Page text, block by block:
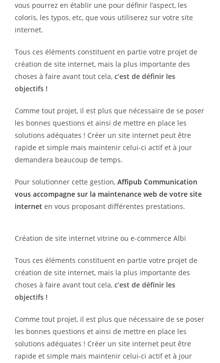
vous pourrez en établir une pour définir l’aspect, les
coloris, les typos, etc, que vous utiliserez sur votre site
internet.
Tous ces éléments constituent en partie votre projet de
création de site internet, mais la plus importante des
choses à faire avant tout cela, c’est de définir les
objectifs !
Comme tout projet, il est plus que nécessaire de se poser
les bonnes questions et ainsi de mettre en place les
solutions adéquates ! Créer un site internet peut être
rapide et simple mais maintenir celui-ci actif et à jour
demandera beaucoup de temps.
Pour solutionner cette gestion, Affipub Communication
vous accompagne sur la maintenance web de votre site
internet en vous proposant différentes prestations.
Création de site internet vitrine ou e-commerce Albi
Tous ces éléments constituent en partie votre projet de
création de site internet, mais la plus importante des
choses à faire avant tout cela, c’est de définir les
objectifs !
Comme tout projet, il est plus que nécessaire de se poser
les bonnes questions et ainsi de mettre en place les
solutions adéquates ! Créer un site internet peut être
rapide et simple mais maintenir celui-ci actif et à jour